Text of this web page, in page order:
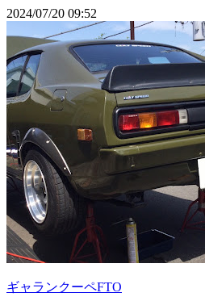
2024/07/20 09:52
ギャランクーペFTO